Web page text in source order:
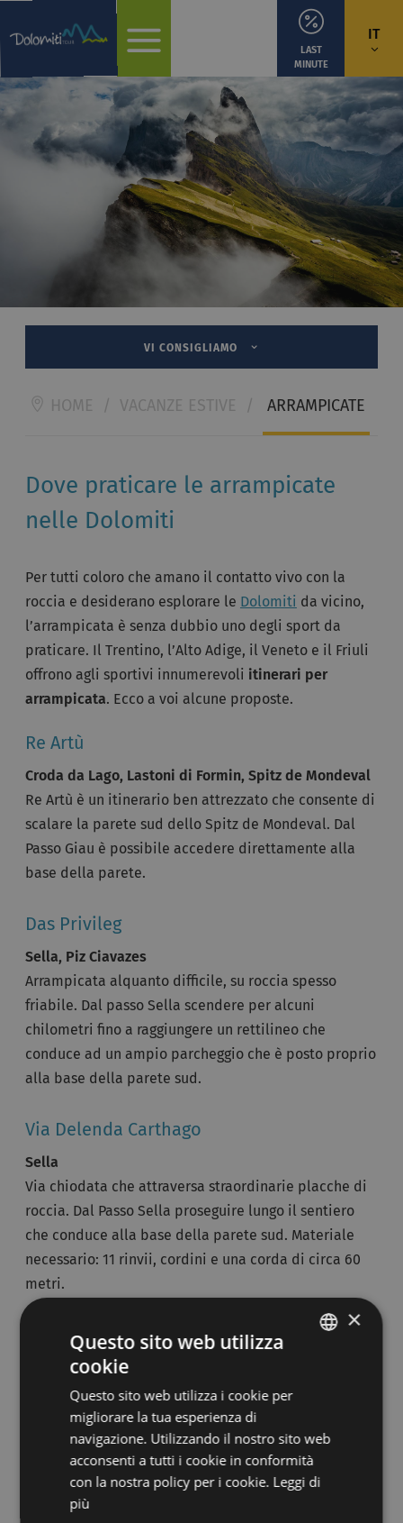
IT
LAST
MINUTE
VI CONSIGLIAMO
HOME / VACANZE ESTIVE / ARRAMPICATE
Dove praticare le arrampicate
nelle Dolomiti
Per tutti coloro che amano il contatto vivo con la
roccia e desiderano esplorare le Dolomiti da vicino,
l’arrampicata è senza dubbio uno degli sport da
praticare. Il Trentino, l’Alto Adige, il Veneto e il Friuli
offrono agli sportivi innumerevoli itinerari per
arrampicata. Ecco a voi alcune proposte.
Re Artù
Croda da Lago, Lastoni di Formin, Spitz de Mondeval
Re Artù è un itinerario ben attrezzato che consente di
scalare la parete sud dello Spitz de Mondeval. Dal
Passo Giau è possibile accedere direttamente alla
base della parete.
Das Privileg
Sella, Piz Ciavazes
Arrampicata alquanto difficile, su roccia spesso
friabile. Dal passo Sella scendere per alcuni
chilometri fino a raggiungere un rettilineo che
conduce ad un ampio parcheggio che è posto proprio
alla base della parete sud.
Via Delenda Carthago
Sella
Via chiodata che attraversa straordinarie placche di
roccia. Dal Passo Sella proseguire lungo il sentiero
che conduce alla base della parete sud. Materiale
necessario: 11 rinvii, cordini e una corda di circa 60
metri.
Via Palfrader
Dolomiti di Braies, Col di Specie – Geierwand
È possibile vedere parte della parete Sud del Col di
Specie/Geierwand già dal Lago di Landro. Il primo
itinerario tracciato sulla parete risale alla fine degli
anni ’60. Si tratta di 6 tiri di corda: Solo il 1° tratto è
tutto chiodato ed è quello più impegnativo. Oltre a
questa via ci sono altri 3 itinerari molto difficili.
×
Questo sito web utilizza
cookie
Questo sito web utilizza i cookie per
migliorare la tua esperienza di
navigazione. Utilizzando il nostro sito web
acconsenti a tutti i cookie in conformità
con la nostra policy per i cookie. Leggi di
più